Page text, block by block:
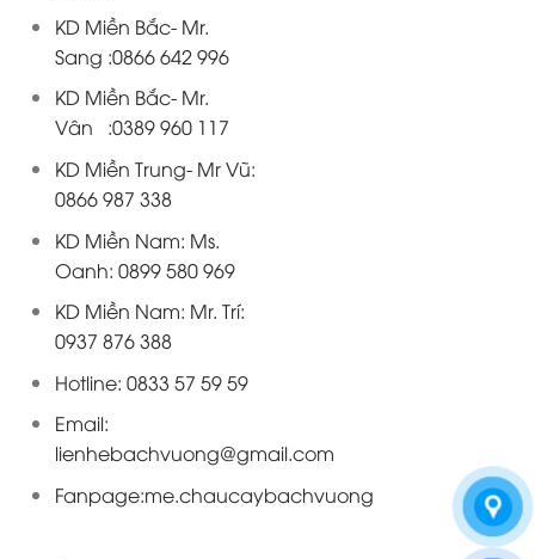
KD Miền Bắc- Mr.
Sang :0866 642 996
KD Miền Bắc- Mr.
Vân :0389 960 117
KD Miền Trung- Mr Vũ:
0866 987 338
KD Miền Nam: Ms.
Oanh: 0899 580 969
KD Miền Nam: Mr. Trí:
0937 876 388
Hotline: 0833 57 59 59
Email:
lienhebachvuong@gmail.com
Fanpage:me.chaucaybachvuong